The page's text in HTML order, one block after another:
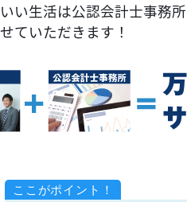
いい生活は公認会計士事務
せていただきます！